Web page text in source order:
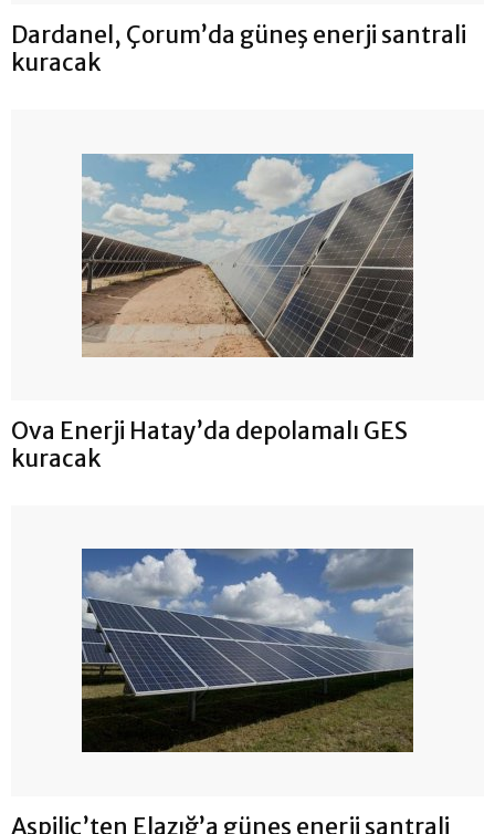
Dardanel, Çorum’da güneş enerji santrali
kuracak
Ova Enerji Hatay’da depolamalı GES
kuracak
Aspiliç’ten Elazığ’a güneş enerji santrali